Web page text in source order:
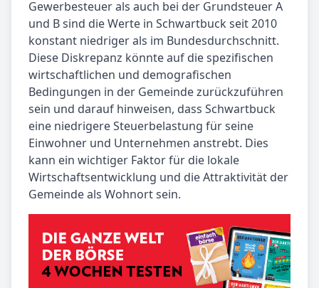
Gewerbesteuer als auch bei der Grundsteuer A
und B sind die Werte in Schwartbuck seit 2010
konstant niedriger als im Bundesdurchschnitt.
Diese Diskrepanz könnte auf die spezifischen
wirtschaftlichen und demografischen
Bedingungen in der Gemeinde zurückzuführen
sein und darauf hinweisen, dass Schwartbuck
eine niedrigere Steuerbelastung für seine
Einwohner und Unternehmen anstrebt. Dies
kann ein wichtiger Faktor für die lokale
Wirtschaftsentwicklung und die Attraktivität der
Gemeinde als Wohnort sein.